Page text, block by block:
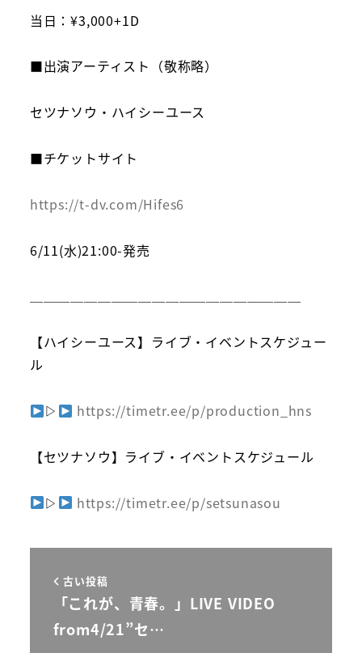
当日：¥3,000+1D
■出演アーティスト（敬称略）
セツナソウ・ハイシーユース
■チケットサイト
https://t-dv.com/Hifes6
6/11(水)21:00-発売
【ハイシーユース】ライブ・イベントスケジュー
ル
▷ https://timetr.ee/p/production_hns
【セツナソウ】ライブ・イベントスケジュール
▷ https://timetr.ee/p/setsunasou
古い投稿
「これが、青春。」LIVE VIDEO
from4/21”セ…